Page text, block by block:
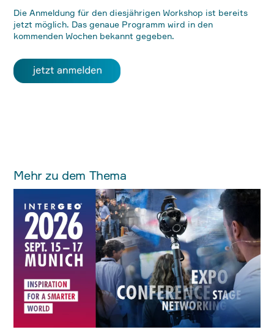
Die Anmeldung für den diesjährigen Workshop ist bereits
jetzt möglich. Das genaue Programm wird in den
kommenden Wochen bekannt gegeben.
Mehr zu dem Thema